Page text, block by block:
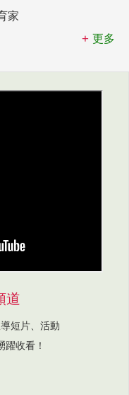
家
更多
道
短片、活動
躍收看！